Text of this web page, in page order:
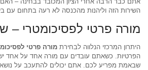
השירות הזה וליהנות מהכנסה לא רעה בתחום עם
מורה פרטי לפסיכומטרי –
היתרון המרכזי הנלווה לבחירת מורה פרטי
הפרטיות. כשאתם עובדים עם מורה אחד על אחד
שבאמת מפריע לכם. אתם יכולים להתעכב על